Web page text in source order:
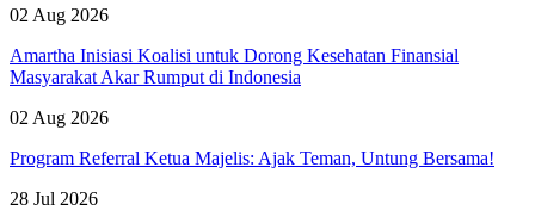
02 Aug 2026
Amartha Inisiasi Koalisi untuk Dorong Kesehatan Finansial
Masyarakat Akar Rumput di Indonesia
02 Aug 2026
Program Referral Ketua Majelis: Ajak Teman, Untung Bersama!
28 Jul 2026